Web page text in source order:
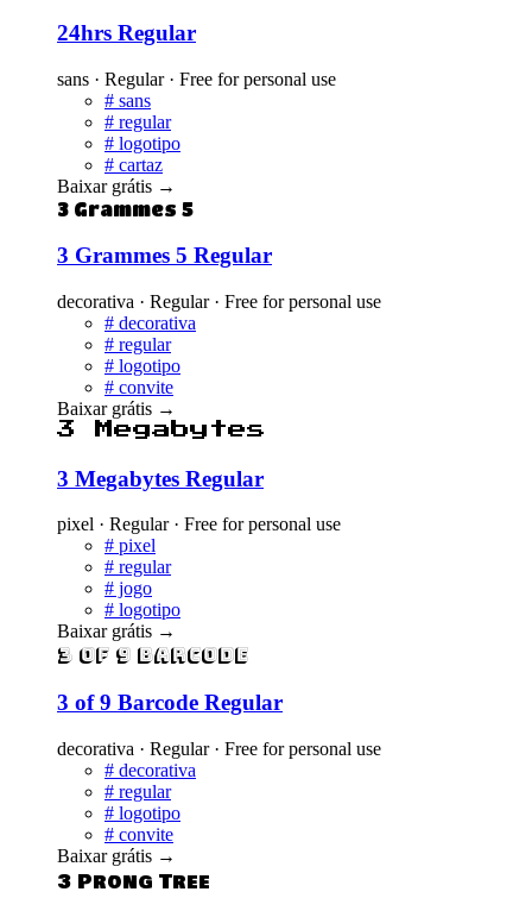
24hrs Regular
sans · Regular · Free for personal use
# sans
# regular
# logotipo
# cartaz
Baixar grátis →
3 Grammes 5
3 Grammes 5 Regular
decorativa · Regular · Free for personal use
# decorativa
# regular
# logotipo
# convite
Baixar grátis →
3 Megabytes
3 Megabytes Regular
pixel · Regular · Free for personal use
# pixel
# regular
# jogo
# logotipo
Baixar grátis →
3 of 9 Barcode
3 of 9 Barcode Regular
decorativa · Regular · Free for personal use
# decorativa
# regular
# logotipo
# convite
Baixar grátis →
3 Prong Tree